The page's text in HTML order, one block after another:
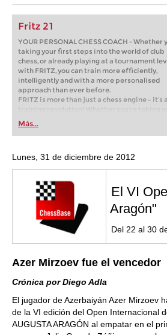
Fritz 21
YOUR PERSONAL CHESS COACH - Whether
taking your first steps into the world of club
chess, or already playing at a tournament
with FRITZ, you can train more efficiently,
intelligently and with a more personalised
approach than ever before.
FRITZ is more than just a chess engine – it’s a
training revolution! Whether you’re taking
first steps into the world of club chess, or
playing at a tournament level: with FRITZ,
train more efficiently, intelligently and with
Más...
Lunes, 31 de diciembre de 2012
El VI
Aragón"
Del 22 al 30
Azer Mirzoev fue el vencedor
Crónica por Diego Adla
El jugador de Azerbaiyán Azer Mirzoev
de la VI edición del Open Internacional
AUGUSTA ARAGÓN al empatar en el